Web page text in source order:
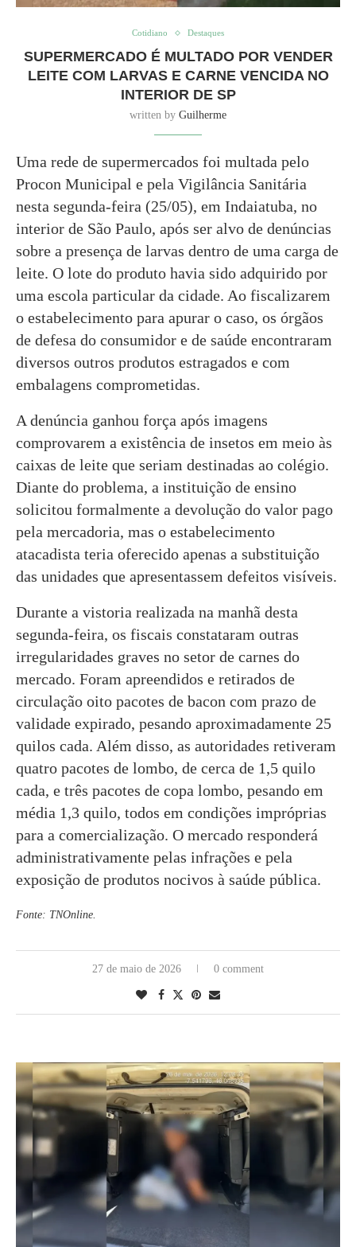
Cotidiano Destaques
SUPERMERCADO É MULTADO POR VENDER
LEITE COM LARVAS E CARNE VENCIDA NO
INTERIOR DE SP
written by Guilherme
Uma rede de supermercados foi multada pelo
Procon Municipal e pela Vigilância Sanitária
nesta segunda-feira (25/05), em Indaiatuba, no
interior de São Paulo, após ser alvo de denúncias
sobre a presença de larvas dentro de uma carga de
leite. O lote do produto havia sido adquirido por
uma escola particular da cidade. Ao fiscalizarem
o estabelecimento para apurar o caso, os órgãos
de defesa do consumidor e de saúde encontraram
diversos outros produtos estragados e com
embalagens comprometidas.
A denúncia ganhou força após imagens
comprovarem a existência de insetos em meio às
caixas de leite que seriam destinadas ao colégio.
Diante do problema, a instituição de ensino
solicitou formalmente a devolução do valor pago
pela mercadoria, mas o estabelecimento
atacadista teria oferecido apenas a substituição
das unidades que apresentassem defeitos visíveis.
Durante a vistoria realizada na manhã desta
segunda-feira, os fiscais constataram outras
irregularidades graves no setor de carnes do
mercado. Foram apreendidos e retirados de
circulação oito pacotes de bacon com prazo de
validade expirado, pesando aproximadamente 25
quilos cada. Além disso, as autoridades retiveram
quatro pacotes de lombo, de cerca de 1,5 quilo
cada, e três pacotes de copa lombo, pesando em
média 1,3 quilo, todos em condições impróprias
para a comercialização. O mercado responderá
administrativamente pelas infrações e pela
exposição de produtos nocivos à saúde pública.
Fonte: TNOnline.
27 de maio de 2026 0 comment